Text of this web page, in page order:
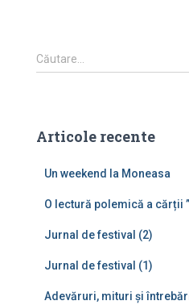
C
a
d
Căutare…
Articole recente
Un weekend la Moneasa
O lectură polemică a cărții
Jurnal de festival (2)
Jurnal de festival (1)
Adevăruri, mituri și